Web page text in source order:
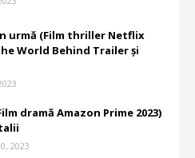
urmă (Film thriller Netflix
World Behind Trailer și
dramă Amazon Prime 2023)
2023